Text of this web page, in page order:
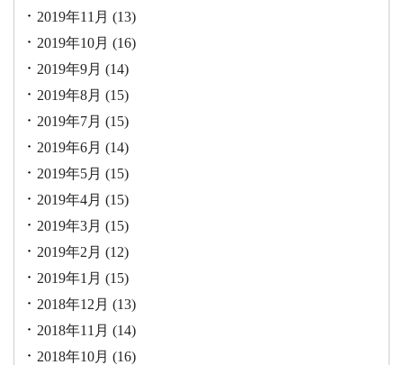
2019年11月 (13)
2019年10月 (16)
2019年9月 (14)
2019年8月 (15)
2019年7月 (15)
2019年6月 (14)
2019年5月 (15)
2019年4月 (15)
2019年3月 (15)
2019年2月 (12)
2019年1月 (15)
2018年12月 (13)
2018年11月 (14)
2018年10月 (16)